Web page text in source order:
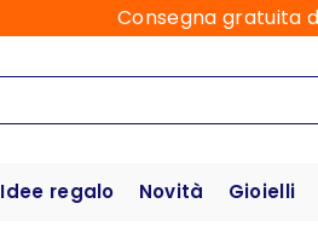
Consegna gratuita
Idee regalo Novità Gioielli